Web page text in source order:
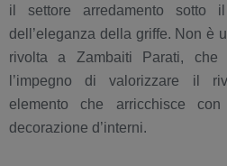
il settore arredamento sotto
dell’eleganza della griffe. Non è
rivolta a Zambaiti Parati, che
l’impegno di valorizzare il
elemento che arricchisce
decorazione d’interni.